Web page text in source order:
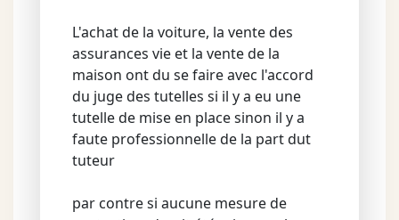
L'achat de la voiture, la vente des
assurances vie et la vente de la
maison ont du se faire avec l'accord
du juge des tutelles si il y a eu une
tutelle de mise en place sinon il y a
faute professionnelle de la part dut
tuteur
par contre si aucune mesure de